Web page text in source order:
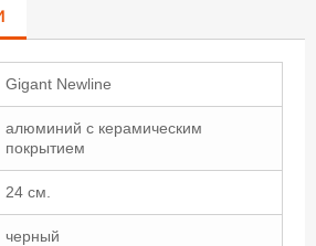
Gigant Newline
алюминий с керамическим
покрытием
24 см.
черный